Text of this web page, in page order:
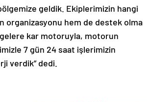
geldik. Ekiplerimizin hangi
hem de destek olma
kar motoruyla, motorun
7 gün 24 saat işlerimizin
verdik” dedi.